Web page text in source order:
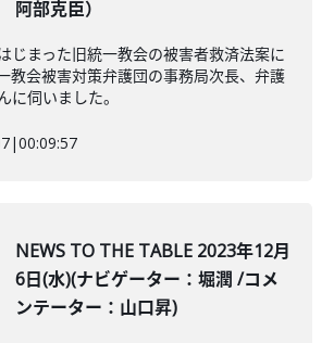
阿部克臣）
じまった旧統一教会の被害者救済法案に
教会被害対策弁護団の事務局次長、弁護
に伺いました。
|00:09:57
NEWS TO THE TABLE 2023年12月
6日(水)(ナビゲーター：堀潤 /コメ
ンテーター：山口昇)